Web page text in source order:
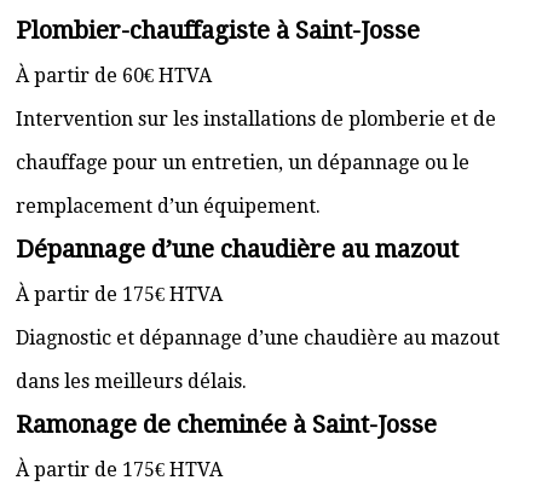
Plombier-chauffagiste à Saint-Josse
À partir de 60€ HTVA
Intervention sur les installations de plomberie et de
chauffage pour un entretien, un dépannage ou le
remplacement d’un équipement.
Dépannage d’une chaudière au mazout
À partir de 175€ HTVA
Diagnostic et dépannage d’une chaudière au mazout
dans les meilleurs délais.
Ramonage de cheminée à Saint-Josse
À partir de 175€ HTVA